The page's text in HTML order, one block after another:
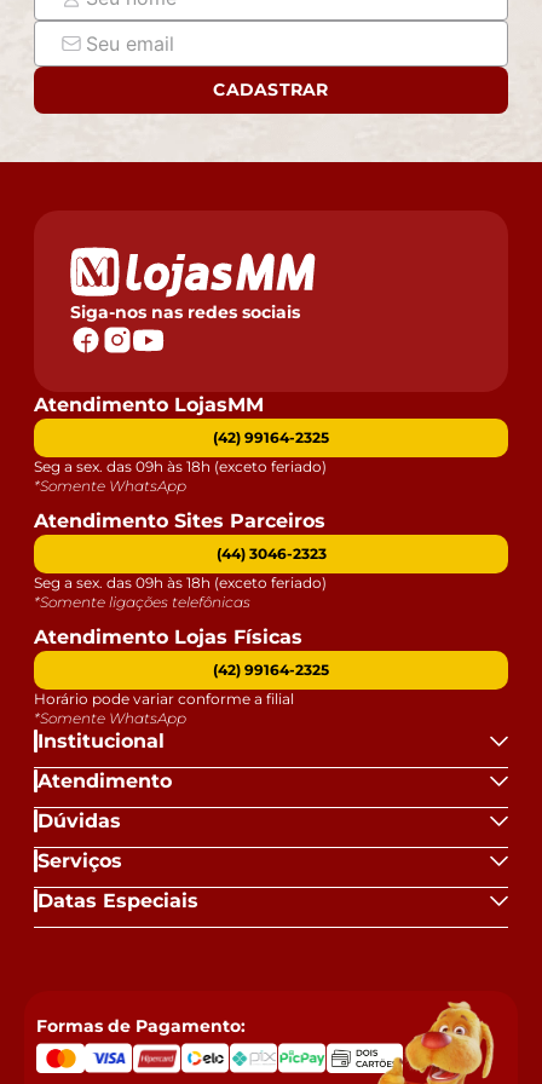
responsabilidade do comprador.
- Confira as dimensões do produto e certifique-se de
que passará normalmente por supostos elevadores,
portas, escadas e/ou corredores de sua residência.
CADASTRAR
Siga-nos nas redes sociais
Institucional
Atendimento
Dúvidas
Serviços
Datas Especiais
Atendimento LojasMM
(42) 99164-2325
Seg a sex. das 09h às 18h (exceto feriado)
*Somente WhatsApp
Atendimento Sites Parceiros
(44) 3046-2323
Seg a sex. das 09h às 18h (exceto feriado)
*Somente ligações telefônicas
Atendimento Lojas Físicas
(42) 99164-2325
Horário pode variar conforme a filial
*Somente WhatsApp
Formas de Pagamento: